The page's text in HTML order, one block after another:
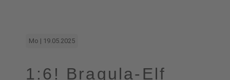
Mo | 19.05.2025
1:6! Bragula-Elf